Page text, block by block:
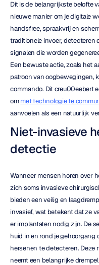
Dit is de belangrijkste belofte
nieuwe manier om je digitale
handsfree, spraakvrij en
traditionele invoer, detecteren
signalen die worden
Een bewuste actie, zoals het
patroon van oogbewegingen,
commando. Dit creu00eebert
om met technologie te
aanvoelen als een natuurlijk
Niet-invasieve
detectie
Wanneer mensen horen over
zich soms invasieve
bieden een veilig en
invasief, wat betekent dat ze
er implantaten nodig zijn. De
huid in en rond je
hersenen te detecteren. Deze
neemt een belangrijke